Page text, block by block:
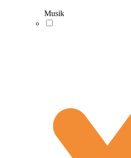
Musik